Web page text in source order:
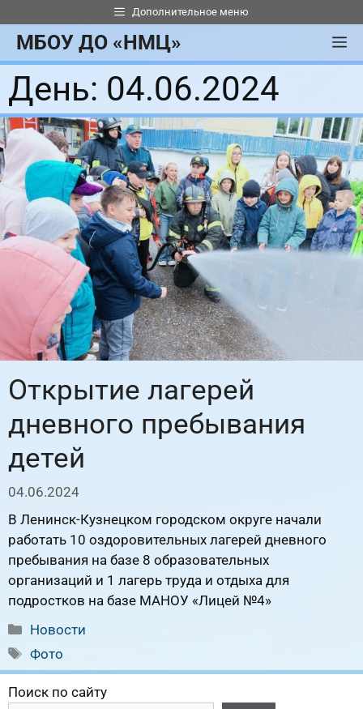
к
содержимому
Дополнительное меню
МБОУ ДО «НМЦ»
День: 04.06.2024
Открытие лагерей
дневного пребывания
детей
04.06.2024
В Ленинск-Кузнецком городском округе начали
работать 10 оздоровительных лагерей дневного
пребывания на базе 8 образовательных
организаций и 1 лагерь труда и отдыха для
подростков на базе МАНОУ «Лицей №4»
Рубрики
Новости
Метки
Фото
Поиск по сайту